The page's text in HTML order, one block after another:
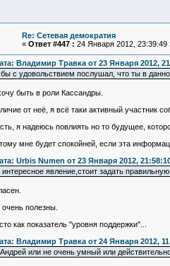
Re: Сетевая демократия
« Ответ #447 : 24 Января 2012, 23:39:49
Владимир Травка от 23 Января 2012,
с удовольствием послушал, что ты в
быть в роли Кассандры.
от неё, я всё таки активный участник
я надеюсь повлиять но то будущее,
мне будет спокойней, если эта
Urbis Numen от 23 Января 2012,
интересное явление,стоит задать
полезны.
как показатель "уровня поддержки"...
Владимир Травка от 24 Января 2012,
или не очень умный или